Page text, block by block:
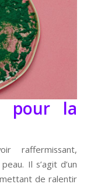
pour la
raffermissant,
Il s’agit d’un
de ralentir